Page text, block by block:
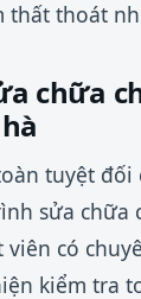
thất thoát
chữa
tuyệt đối
sửa chữa
có
kiểm tra